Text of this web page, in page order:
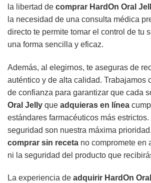
la libertad de comprar HardOn Oral
la necesidad de una consulta médica
directo te permite tomar el control de tu
una forma sencilla y eficaz.
Además, al elegirnos, te aseguras de
auténtico y de alta calidad. Trabajamos
de confianza para garantizar que cada
Oral Jelly que adquieras en línea
estándares farmacéuticos más
seguridad son nuestra máxima
comprar sin receta no compromete en
ni la seguridad del producto que
La experiencia de adquirir HardOn